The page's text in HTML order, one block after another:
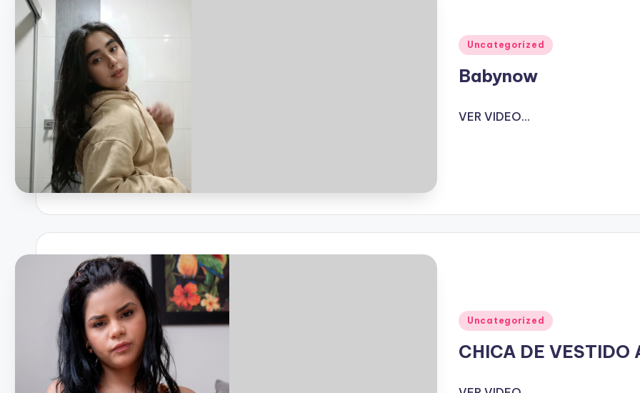
Publicado
Uncategorized
Babynow
VER VIDEO...
Publicado
Uncategorized
CHICA DE VESTIDO